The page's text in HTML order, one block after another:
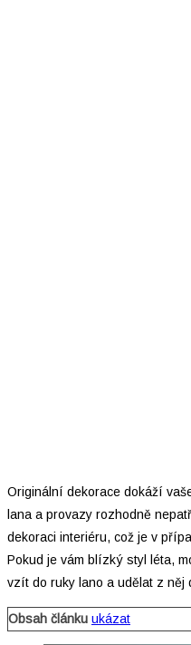
Originální dekorace dokáží
lana a provazy rozhodně
dekoraci interiéru, což je v
Pokud je vám blízký styl léta,
vzít do ruky lano a udělat z něj
Obsah článku ukázat